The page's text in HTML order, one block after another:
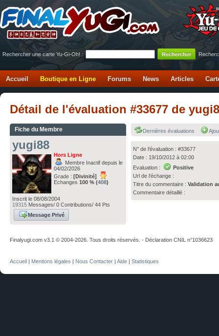
Rechercher une carte Yu-Gi-Oh! :
Accueil Boutique en Ligne Forums News Articles
Détail de l'évaluation #33677 de
Fiche du Membre
yugi88
Hors Ligne
Membre Inactif depuis le
04/02/2026
Grade : [Divinité]
Echanges 100 % (408)
Inscrit le 08/08/2004
19315 Messages/ 0 Contributions/ 44 Pts
Message Privé
Dernières évaluations
N° de l'évaluation : #33677
Date : 19/10/2012 à 02:00
Evaluation :
Positive
Url de l'échange :
Titre du commentaire :Validation
Commentaire détaillé :
Finalyugi.com v3.1 © 2004-2026. Tous droits réservés. - Déclaration CNIL n°1036623
Accueil | Mentions légales | Nous Contacter | Aide | Statistiques